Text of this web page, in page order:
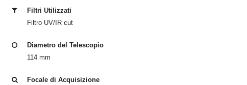
Filtri Utilizzati
Filtro UV/IR cut
Diametro del Telescopio
114 mm
Focale di Acquisizione